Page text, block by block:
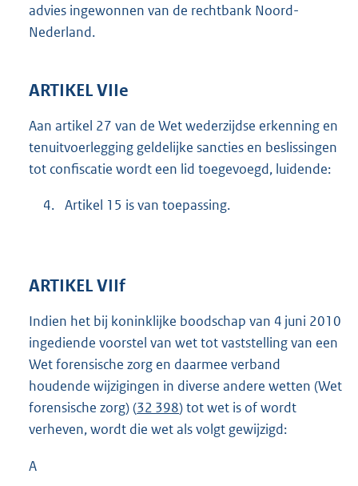
advies ingewonnen van de rechtbank Noord-
Nederland.
ARTIKEL VIIe
Aan artikel 27 van de Wet wederzijdse erkenning en
tenuitvoerlegging geldelijke sancties en beslissingen
tot confiscatie wordt een lid toegevoegd, luidende:
4. Artikel 15 is van toepassing.
ARTIKEL VIIf
Indien het bij koninklijke boodschap van 4 juni 2010
ingediende voorstel van wet tot vaststelling van een
Wet forensische zorg en daarmee verband
houdende wijzigingen in diverse andere wetten (Wet
forensische zorg) (32 398) tot wet is of wordt
verheven, wordt die wet als volgt gewijzigd:
A